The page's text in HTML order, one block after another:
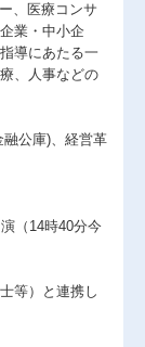
、医療コンサ
業・中小企
導にあたる一
、人事などの
公庫)、経営革
（14時40分今
等）と連携し